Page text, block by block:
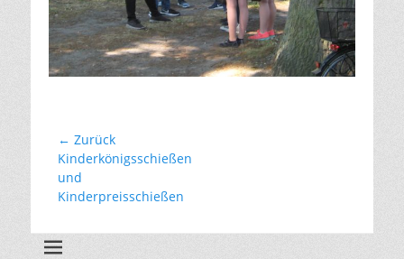
Beitragsnavigation
← Zurück
Vorhergehender
Beitrag:
Kinderkönigsschießen
und
Kinderpreisschießen